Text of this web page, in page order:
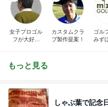
女子プロゴル
フが大好き
カスタムクラ
ブ製作提案！
ゴル
みず
もっと見る
しゃぶ葉で記念